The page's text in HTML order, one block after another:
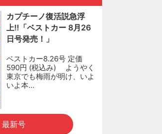
カプチーノ復活説急浮
上!!「ベストカー 8月26
日号発売！」
ベストカー8.26号 定価
590円 (税込み) ようやく
東京でも梅雨が明け、いよ
いよ本…
最新号